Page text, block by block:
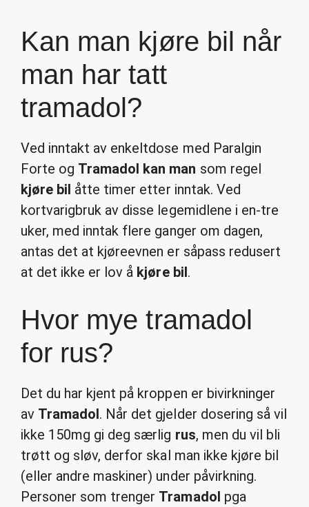
Kan man kjøre bil når
man har tatt
tramadol?
Ved inntakt av enkeltdose med Paralgin
Forte og Tramadol kan man som regel
kjøre bil åtte timer etter inntak. Ved
kortvarigbruk av disse legemidlene i en-tre
uker, med inntak flere ganger om dagen,
antas det at kjøreevnen er såpass redusert
at det ikke er lov å kjøre bil.
Hvor mye tramadol
for rus?
Det du har kjent på kroppen er bivirkninger
av Tramadol. Når det gjelder dosering så vil
ikke 150mg gi deg særlig rus, men du vil bli
trøtt og sløv, derfor skal man ikke kjøre bil
(eller andre maskiner) under påvirkning.
Personer som trenger Tramadol pga